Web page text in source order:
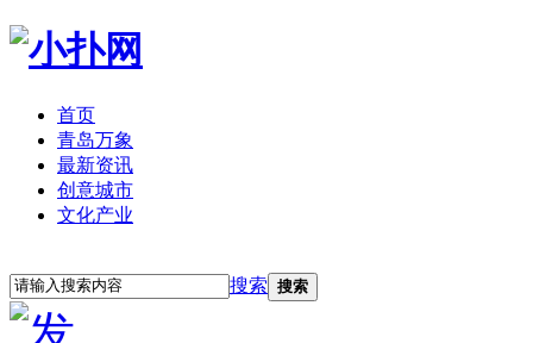
首页
青岛万象
最新资讯
创意城市
文化产业
搜索 搜索